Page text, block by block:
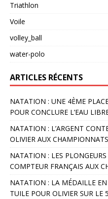
Triathlon
Voile
volley_ball
water-polo
ARTICLES RÉCENTS
NATATION : UNE 4ÈME
POUR CONCLURE L’EAU
NATATION : L’ARGENT
OLIVIER AUX
NATATION : LES
COMPTEUR FRANÇAIS AUX
NATATION : LA MÉDAILLE
TUILE POUR OLIVIER SUR